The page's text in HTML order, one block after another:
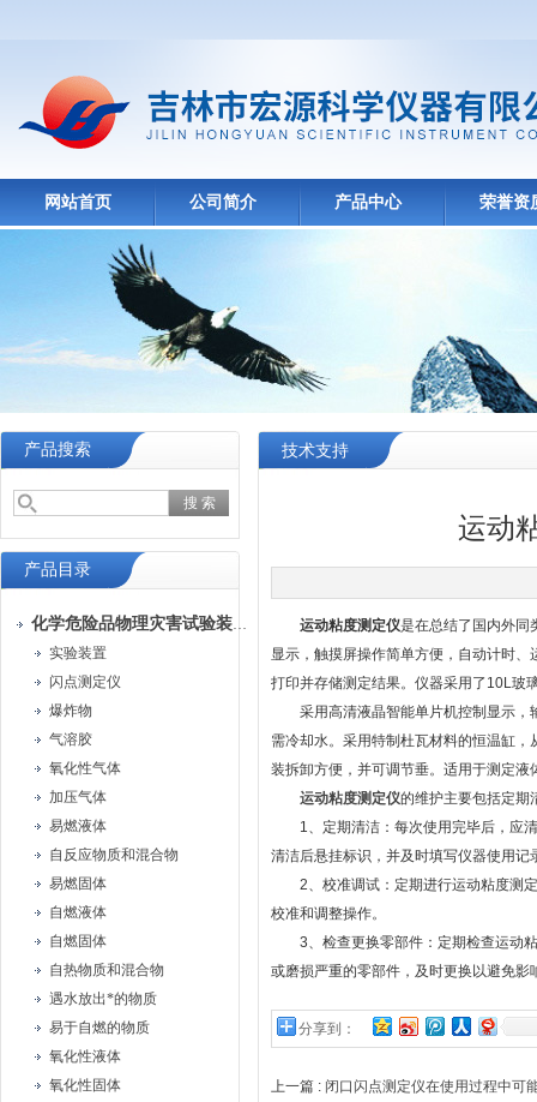
网站首页 公司简介 产品中心 荣誉资
产品搜索
产品目录
化学危险品物理灾害试验装置
实验装置
闪点测定仪
爆炸物
气溶胶
氧化性气体
加压气体
易燃液体
自反应物质和混合物
易燃固体
自燃液体
自燃固体
自热物质和混合物
遇水放出*的物质
易于自燃的物质
氧化性液体
氧化性固体
技术支持
运动
运动粘度测定仪是在总结了国内外同
显示，触摸屏操作简单方便，自动计时
打印并存储测定结果。仪器采用了10L玻
采用高清液晶智能单片机控制显示，
需冷却水。采用特制杜瓦材料的恒温缸
装拆卸方便，并可调节垂。适用于测定
运动粘度测定仪的维护主要包括定期
1、定期清洁：每次使用完毕后，应清
清洁后悬挂标识，并及时填写仪器使用
2、校准调试：定期进行运动粘度测定
校准和调整操作。
3、检查更换零部件：定期检查运动粘
或磨损严重的零部件，及时更换以避免影
分享到：
上一篇 : 闭口闪点测定仪在使用过程中可